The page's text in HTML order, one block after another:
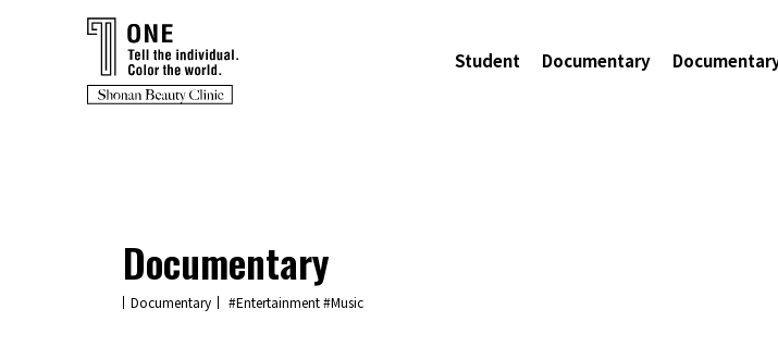
Student Documentary
Documentary
Documentary #Entertainment#Music